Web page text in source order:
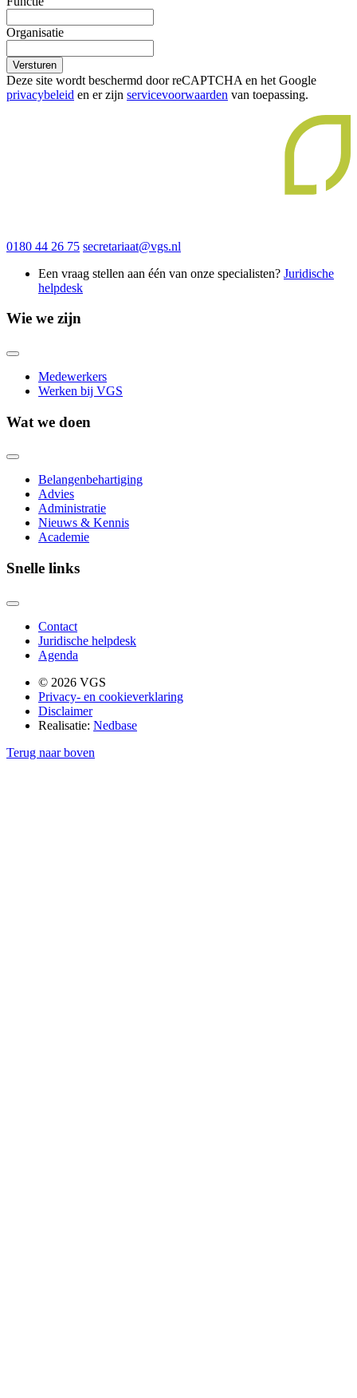
Organisatie
Versturen
Deze site wordt beschermd door reCAPTCHA en het Google
privacybeleid en er zijn servicevoorwaarden van toepassing.
0180 44 26 75 secretariaat@vgs.nl
Een vraag stellen aan één van onze specialisten? Juridische
helpdesk
Wie we zijn
Medewerkers
Werken bij VGS
Wat we doen
Belangenbehartiging
Advies
Administratie
Nieuws & Kennis
Academie
Snelle links
Contact
Juridische helpdesk
Agenda
© 2026 VGS
Privacy- en cookieverklaring
Disclaimer
Realisatie: Nedbase
Terug naar boven